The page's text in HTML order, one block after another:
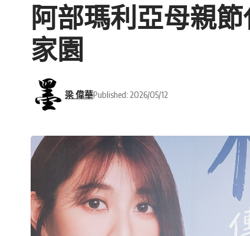
阿部瑪利亞母親
家園
梁 偉華Published: 2026/05/12